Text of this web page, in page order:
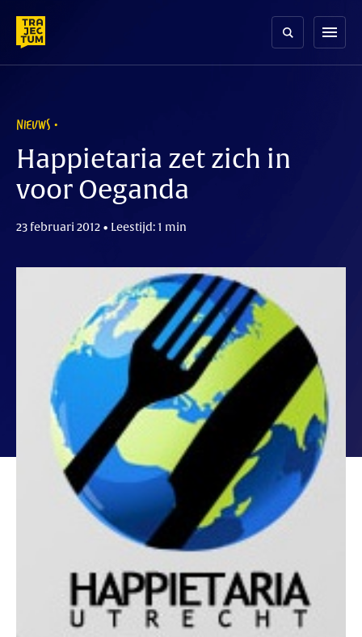
content
menu
NIEUWS
Happietaria zet zich in
voor Oeganda
23 februari 2012 • Leestijd: 1 min